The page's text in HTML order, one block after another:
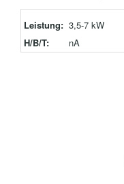
Leistung: 3,5-7 kW
H/B/T:
nA